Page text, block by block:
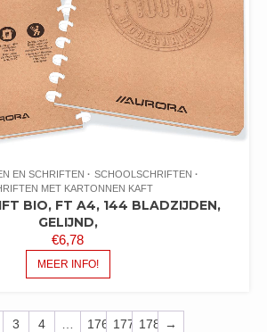
EN SCHRIFTEN
SCHOOLSCHRIFTEN
MET KARTONNEN KAFT
BIO, FT A4, 144 BLADZIJDEN,
GELIJND,
€6,78
MEER INFO!
3 4 176 177 178 →